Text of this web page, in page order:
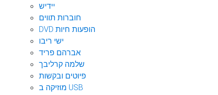
יידיש
חוברות תווים
DVD הופעות חיות
ישי ריבו
אברהם פריד
שלמה קרליבך
פיוטים ובקשות
מוזיקה ב USB